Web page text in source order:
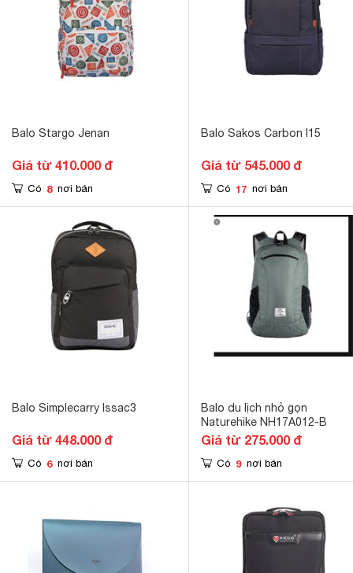
Balo Stargo Jenan
Giá từ 410.000 đ
Có 8 nơi bán
Balo Sakos Carbon I15
Giá từ 545.000 đ
Có 17 nơi bán
Balo Simplecarry Issac3
Giá từ 448.000 đ
Có 6 nơi bán
Balo du lịch nhỏ gọn
Naturehike NH17A012-B
Giá từ 275.000 đ
Có 9 nơi bán